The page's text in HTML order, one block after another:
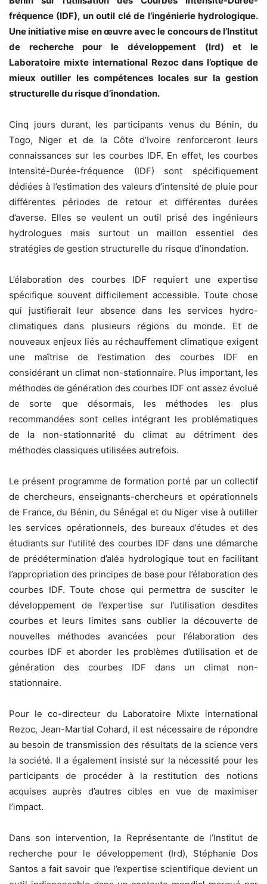
fréquence (IDF), un outil clé de l’ingénierie hydrologique.
Une initiative mise en œuvre avec le concours de l’Institut
de recherche pour le développement (Ird) et le
Laboratoire mixte international Rezoc dans l’optique de
mieux outiller les compétences locales sur la gestion
structurelle du risque d’inondation.
Cinq jours durant, les participants venus du Bénin, du
Togo, Niger et de la Côte d’Ivoire renforceront leurs
connaissances sur les courbes IDF. En effet, les courbes
Intensité-Durée-fréquence (IDF) sont spécifiquement
dédiées à l’estimation des valeurs d’intensité de pluie pour
différentes périodes de retour et différentes durées
d’averse. Elles se veulent un outil prisé des ingénieurs
hydrologues mais surtout un maillon essentiel des
stratégies de gestion structurelle du risque d’inondation.
L’élaboration des courbes IDF requiert une expertise
spécifique souvent difficilement accessible. Toute chose
qui justifierait leur absence dans les services hydro-
climatiques dans plusieurs régions du monde. Et de
nouveaux enjeux liés au réchauffement climatique exigent
une maîtrise de l’estimation des courbes IDF en
considérant un climat non-stationnaire. Plus important, les
méthodes de génération des courbes IDF ont assez évolué
de sorte que désormais, les méthodes les plus
recommandées sont celles intégrant les problématiques
de la non-stationnarité du climat au détriment des
méthodes classiques utilisées autrefois.
Le présent programme de formation porté par un collectif
de chercheurs, enseignants-chercheurs et opérationnels
de France, du Bénin, du Sénégal et du Niger vise à outiller
les services opérationnels, des bureaux d’études et des
étudiants sur l’utilité des courbes IDF dans une démarche
de prédétermination d’aléa hydrologique tout en facilitant
l’appropriation des principes de base pour l’élaboration des
courbes IDF. Toute chose qui permettra de susciter le
développement de l’expertise sur l’utilisation desdites
courbes et leurs limites sans oublier la découverte de
nouvelles méthodes avancées pour l’élaboration des
courbes IDF et aborder les problèmes d’utilisation et de
génération des courbes IDF dans un climat non-
stationnaire.
Pour le co-directeur du Laboratoire Mixte international
Rezoc, Jean-Martial Cohard, il est nécessaire de répondre
au besoin de transmission des résultats de la science vers
la société. Il a également insisté sur la nécessité pour les
participants de procéder à la restitution des notions
acquises auprès d’autres cibles en vue de maximiser
l’impact.
Dans son intervention, la Représentante de l’Institut de
recherche pour le développement (Ird), Stéphanie Dos
Santos a fait savoir que l’expertise scientifique devient un